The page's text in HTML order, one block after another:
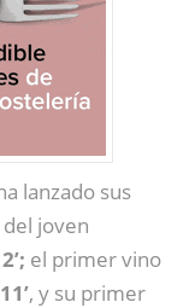
lanzado sus
joven
el primer vino
, y su primer